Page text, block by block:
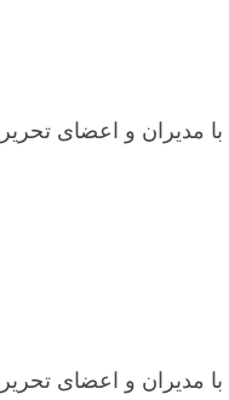
و اعضای
و اعضای